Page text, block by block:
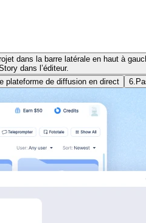
dans l’éditeur.
plateforme de diffusion en direct 6.